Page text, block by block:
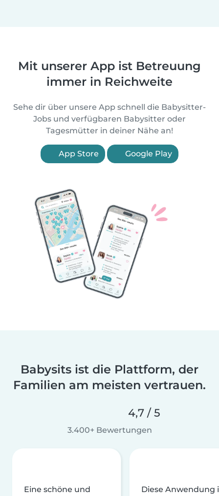
Mit unserer App ist Betreuung
immer in Reichweite
Sehe dir über unsere App schnell die Babysitter-
Jobs und verfügbaren Babysitter oder
Tagesmütter in deiner Nähe an!
App Store Google Play
Babysits ist die Plattform, der
Familien am meisten vertrauen.
4,7 / 5
3.400+ Bewertungen
Eine schöne und
Diese Anwendung